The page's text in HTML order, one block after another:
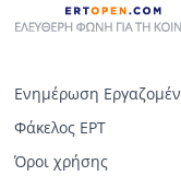
Ενημέρωση
Φάκελος ΕΡΤ
Όροι χρήσης